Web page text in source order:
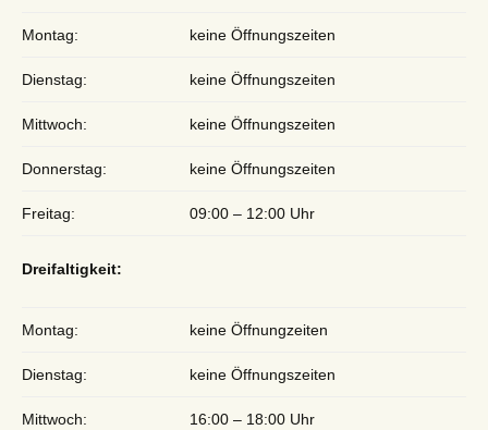
Montag: keine Öffnungszeiten
Dienstag: keine Öffnungszeiten
Mittwoch: keine Öffnungszeiten
Donnerstag: keine Öffnungszeiten
Freitag: 09:00 – 12:00 Uhr
Dreifaltigkeit:
Montag: keine Öffnungzeiten
Dienstag: keine Öffnungszeiten
Mittwoch: 16:00 – 18:00 Uhr